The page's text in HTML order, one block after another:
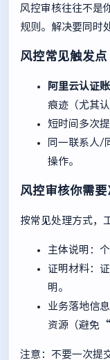
风控审核往往不是
规则。解决要同
风控常见触发点
阿里云认证
痕迹（尤其
短时间多次
同一联系人/
操作。
风控审核你需要
按常见处理方式，
主体说明：
证明材料：
明。
业务落地信
资源（避免“
注意：不要一次提